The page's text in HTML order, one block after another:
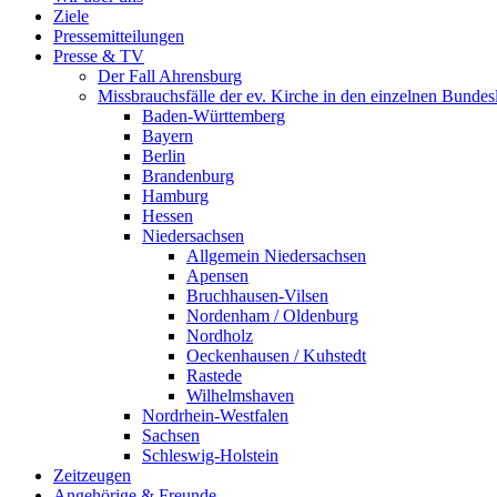
Ziele
Pressemitteilungen
Presse & TV
Der Fall Ahrensburg
Missbrauchsfälle der ev. Kirche in den einzelnen
Baden-Württemberg
Bayern
Berlin
Brandenburg
Hamburg
Hessen
Niedersachsen
Allgemein Niedersachsen
Apensen
Bruchhausen-Vilsen
Nordenham / Oldenburg
Nordholz
Oeckenhausen / Kuhstedt
Rastede
Wilhelmshaven
Nordrhein-Westfalen
Sachsen
Schleswig-Holstein
Zeitzeugen